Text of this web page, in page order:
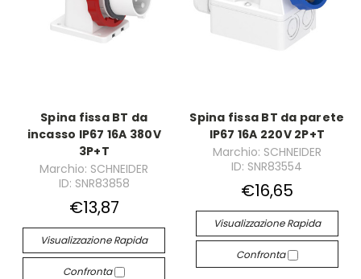
Spina fissa BT da
incasso IP67 16A 380V
3P+T
Marchio: SCHNEIDER
ID: SNR83858
€13,87
Visualizzazione Rapida
Confronta
Spina fissa BT da parete
IP67 16A 220V 2P+T
Marchio: SCHNEIDER
ID: SNR83554
€16,65
Visualizzazione Rapida
Confronta